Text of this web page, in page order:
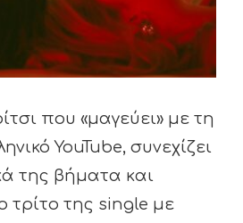
που «μαγεύει» με τη
YouTube, συνεχίζει
της βήματα και
τρίτο της single με